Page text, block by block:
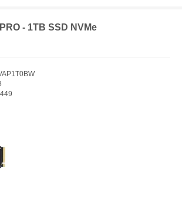
- 1TB SSD NVMe